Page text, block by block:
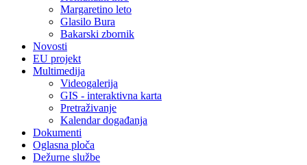
Margaretino leto
Glasilo Bura
Bakarski zbornik
Novosti
EU projekt
Multimedija
Videogalerija
GIS - interaktivna karta
Pretraživanje
Kalendar događanja
Dokumenti
Oglasna ploča
Dežurne službe